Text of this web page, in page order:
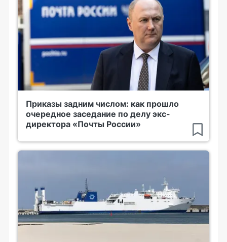
Приказы задним числом: как прошло
очередное заседание по делу экс-
директора «Почты России»